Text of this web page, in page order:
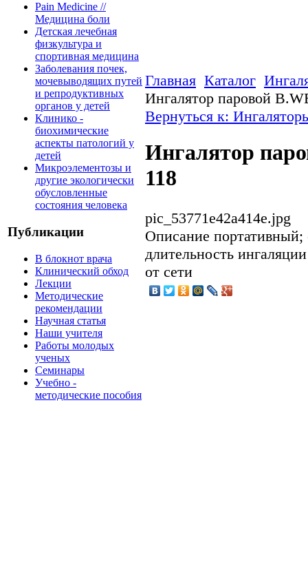
Pain Medicine //
Медицина боли
Детская лечебная
физкультура и
спортивная медицина
Заболевания почек,
мочевыводящих путей
и репродуктивных
органов у детей
Клинико -
биохимические
аспекты патологий у
детей
Микроэлементозы и
другие экологически
обусловленные
состояния человека
Публикации
В блокнот врача
Клинический обход
Лекции
Методические
рекомендации
Научная статья
Наши учителя
Работы молодых
ученых
Семинары
Учебно -
методические пособия
Главная Каталог
Ингалятор паровой
Вернуться к:
Ингалятор
118
pic_53771e42a414e.jpg
Описание портативный;
длительность
от сети